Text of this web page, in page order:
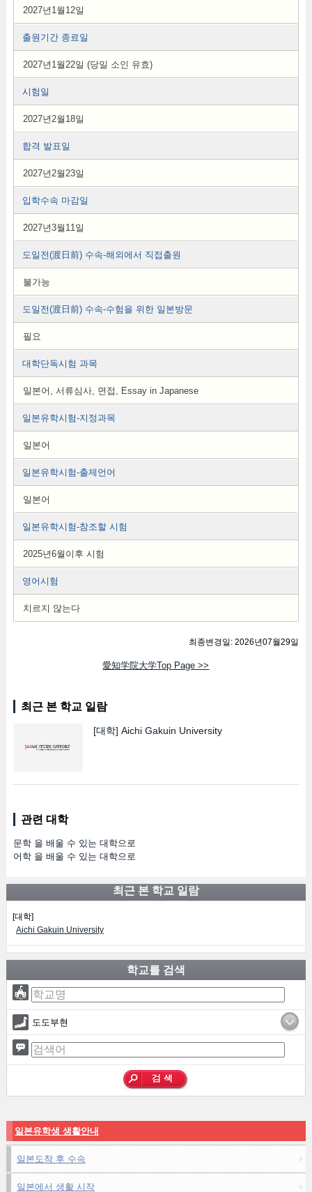
2027년1월12일
출원기간 종료일
2027년1월22일 (당일 소인 유효)
시험일
2027년2월18일
합격 발표일
2027년2월23일
입학수속 마감일
2027년3월11일
도일전(渡日前) 수속-해외에서 직접출원
불가능
도일전(渡日前) 수속-수험을 위한 일본방문
필요
대학단독시험 과목
일본어, 서류심사, 면접, Essay in Japanese
일본유학시험-지정과목
일본어
일본유학시험-출제언어
일본어
일본유학시험-참조할 시험
2025년6월이후 시험
영어시험
치르지 않는다
최종변경일: 2026년07월29일
愛知学院大学Top Page >>
최근 본 학교 일람
[대학] Aichi Gakuin University
관련 대학
문학 을 배울 수 있는 대학으로
어학 을 배울 수 있는 대학으로
최근 본 학교 일람
[대학]
Aichi Gakuin University
학교를 검색
도도부현
일본유학생 생활안내
일본도착 후 수속
일본에서 생활 시작